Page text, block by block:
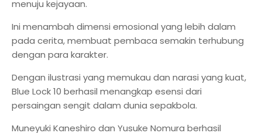
menuju kejayaan.
Ini menambah dimensi emosional yang lebih dalam
pada cerita, membuat pembaca semakin terhubung
dengan para karakter.
Dengan ilustrasi yang memukau dan narasi yang kuat,
Blue Lock 10 berhasil menangkap esensi dari
persaingan sengit dalam dunia sepakbola.
Muneyuki Kaneshiro dan Yusuke Nomura berhasil